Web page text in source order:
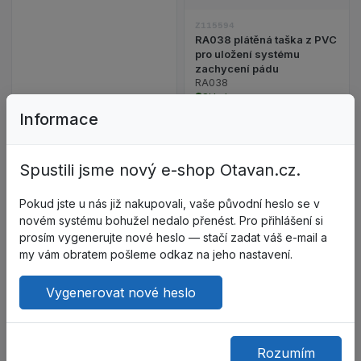
389,89 Kč
Do košíku
Z115594
RA038 plátěná taška z PVC
pro uložení systému
zachycení pádu
RA038
Skladem
Do košíku
Do oblíbených – SPEEDLINE
Porovnat – SPEEDLINE
Z115597
AN213200ZDD Dvojité lano
s tlumičem energie a 2
Informace
Spustili jsme nový e-shop Otavan.cz.
Pokud jste u nás již nakupovali, vaše původní heslo se v
novém systému bohužel nedalo přenést. Pro přihlášení si
prosím vygenerujte nové heslo — stačí zadat váš e-mail a
my vám obratem pošleme odkaz na jeho nastavení.
Vygenerovat nové heslo
Rozumím